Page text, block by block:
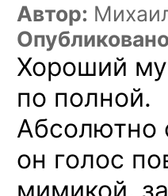
Автор:
Хороший
по полной.
Абсолютно
он голос